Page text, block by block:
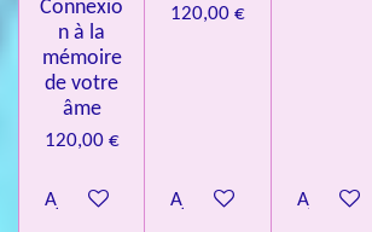
Connexio
n à la
mémoire
de votre
âme
120,00 €
Ajouter au panier
120,00 €
Ajouter au panierAjouter